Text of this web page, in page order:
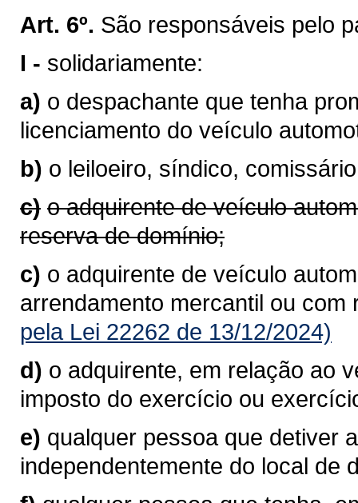
Art. 6º. São responsáveis pelo
I - solidariamente:
a) o despachante que tenha
licenciamento do veículo
b) o leiloeiro, síndico,
c) o adquirente de veículo
reserva de domínio;
c) o adquirente de veículo
arrendamento mercantil ou com
pela Lei 22262 de 13/12/2024)
d) o adquirente, em relação ao
imposto do exercício ou
e) qualquer pessoa que detiver
independentemente do local de